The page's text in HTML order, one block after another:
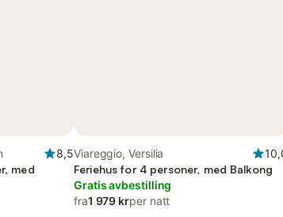
8,5
med
Viareggio, Versilia
Feriehus for 4 personer, med Balkong
Gratis avbestilling
fra1 979 krper natt